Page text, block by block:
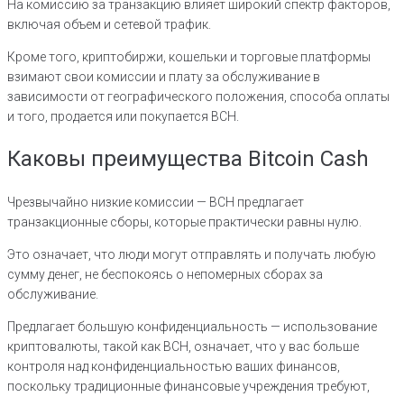
На комиссию за транзакцию влияет широкий спектр факторов,
включая объем и сетевой трафик.
Кроме того, криптобиржи, кошельки и торговые платформы
взимают свои комиссии и плату за обслуживание в
зависимости от географического положения, способа оплаты
и того, продается или покупается BCH.
Каковы преимущества Bitcoin Cash
Чрезвычайно низкие комиссии — BCH предлагает
транзакционные сборы, которые практически равны нулю.
Это означает, что люди могут отправлять и получать любую
сумму денег, не беспокоясь о непомерных сборах за
обслуживание.
Предлагает большую конфиденциальность — использование
криптовалюты, такой как BCH, означает, что у вас больше
контроля над конфиденциальностью ваших финансов,
поскольку традиционные финансовые учреждения требуют,